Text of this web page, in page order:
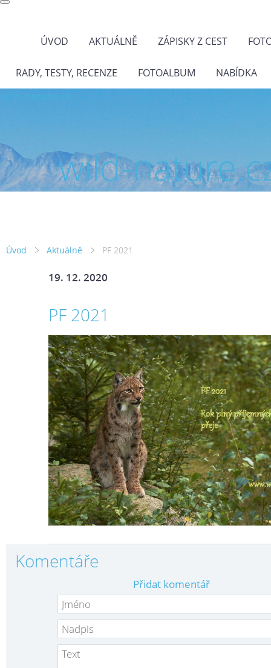
ÚVOD AKTUÁLNĚ ZÁPISKY Z CEST
RADY, TESTY, RECENZE FOTOALBUM NABÍDKA
wild-
Úvod Aktuálně PF 2021
19. 12. 2020
PF 2021
Komentáře
Přidat komentář